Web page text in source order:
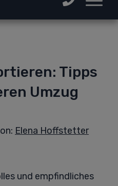
Tipps
Umzug
Elena Hoffstetter
und empfindliches